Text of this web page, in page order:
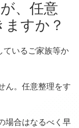
、任意
すか？
ているご家族等か
ん。任意整理をす
場合はなるべく早